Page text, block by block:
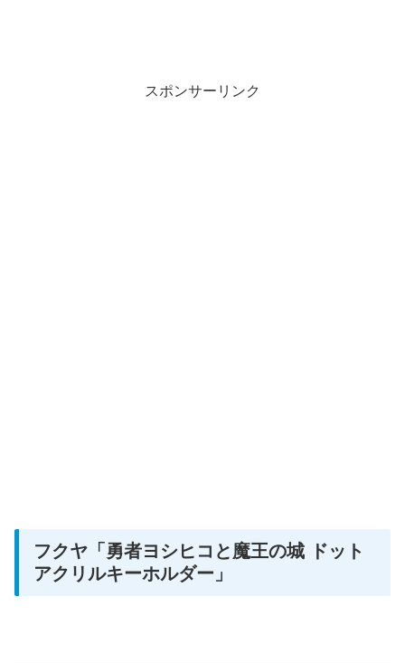
スポンサーリンク
フクヤ「勇者ヨシヒコと魔王の城 ドット
アクリルキーホルダー」